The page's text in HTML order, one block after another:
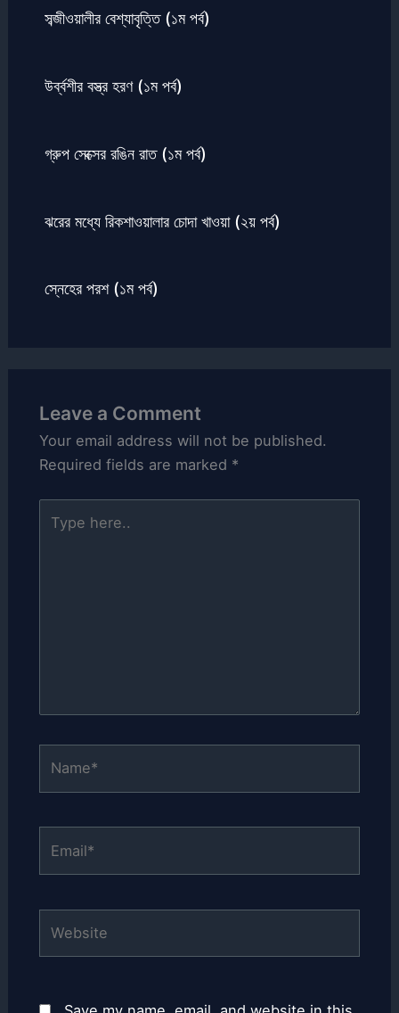
সব্জীওয়ালীর বেশ্যাবৃত্তি (১ম পর্ব)
উর্ব্বশীর বস্ত্র হরণ (১ম পর্ব)
গ্রুপ সেক্সের রঙিন রাত (১ম পর্ব)
ঝরের মধ্যে রিকশাওয়ালার চোদা খাওয়া (২য় পর্ব)
স্নেহের পরশ (১ম পর্ব)
Leave a Comment
Your email address will not be published.
Required fields are marked *
here..